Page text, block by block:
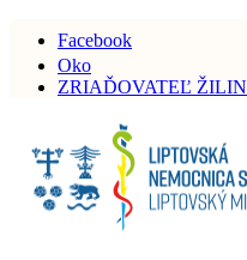
Facebook
Oko
ZRIAĎOVATEĽ